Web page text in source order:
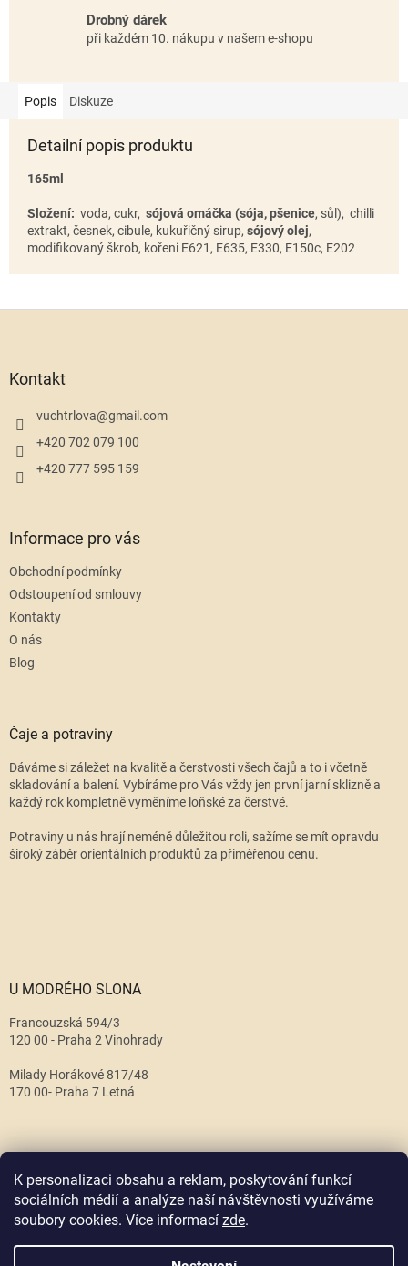
K personalizaci obsahu a reklam, poskytování funkcí
sociálních médií a analýze naší návštěvnosti využíváme
soubory cookies. Více informací zde.
Drobný dárek
při každém 10. nákupu v našem e-shopu
Popis Diskuze
Detailní popis produktu
165ml
Složení: voda, cukr, sójová omáčka (sója, pšenice, sůl), chilli
extrakt, česnek, cibule, kukuřičný sirup, sójový olej,
modifikovaný škrob, kořeni E621, E635, E330, E150c, E202
Kontakt
vuchtrlova@gmail.com
+420 702 079 100
+420 777 595 159
Informace pro vás
Obchodní podmínky
Odstoupení od smlouvy
Kontakty
O nás
Blog
Čaje a potraviny
Dáváme si záležet na kvalitě a čerstvosti všech čajů a to i včetně
skladování a balení. Vybíráme pro Vás vždy jen první jarní sklizně a
každý rok kompletně vyměníme loňské za čerstvé.
Potraviny u nás hrají neméně důležitou roli, sažíme se mít opravdu
široký záběr orientálních produktů za přiměřenou cenu.
U MODRÉHO SLONA
Francouzská 594/3
120 00 - Praha 2 Vinohrady
Milady Horákové 817/48
170 00- Praha 7 Letná